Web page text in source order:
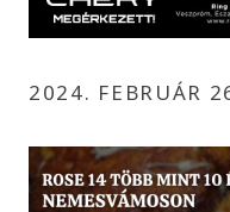
2024. FEBRUÁR